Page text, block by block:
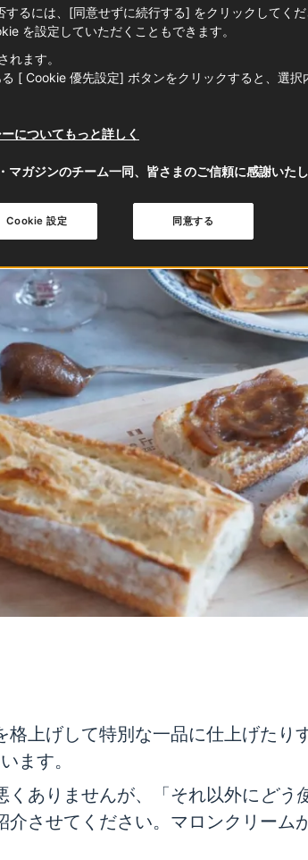
上げして特別な一品に仕上げたり
ます。
ありませんが、「それ以外に どう
させてください。マロンクリーム
るには、[同意せずに続行する] をクリックしてくだ
を設定していただくこともできます。
れます。
[ Cookie 優先設定] ボタンをクリックすると、選択
についてもっと詳しく
マガジンのチーム一同、皆さまのご信頼に感謝いたし
同意する
Cookie 設定